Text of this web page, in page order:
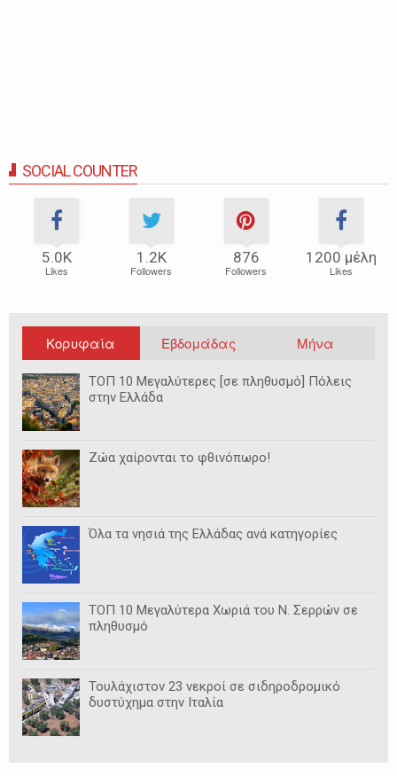
SOCIAL COUNTER
5.0Κ
Likes
1.2Κ
Followers
876
Followers
1200 μέλη
Likes
Κορυφαία Εβδομάδας Μήνα
ΤΟΠ 10 Μεγαλύτερες [σε πληθυσμό] Πόλεις
στην Ελλάδα
Ζώα χαίρονται το φθινόπωρο!
Όλα τα νησιά της Ελλάδας ανά κατηγορίες
ΤΟΠ 10 Μεγαλύτερα Χωριά του Ν. Σερρών σε
πληθυσμό
Τουλάχιστον 23 νεκροί σε σιδηροδρομικό
δυστύχημα στην Ιταλία